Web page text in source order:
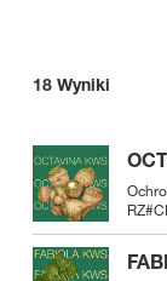
18 Wyniki